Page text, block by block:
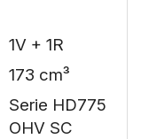
1V + 1R
173 cm³
Serie HD775
OHV SC